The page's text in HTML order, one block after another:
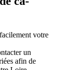
votre
un
afin de